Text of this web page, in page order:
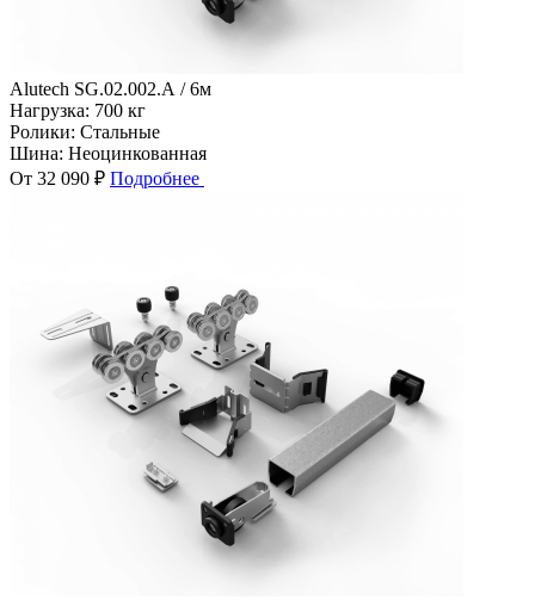
Alutech SG.02.002.А / 6м
Нагрузка: 700 кг
Ролики: Стальные
Шина: Неоцинкованная
От 32 090 ₽ Подробнее